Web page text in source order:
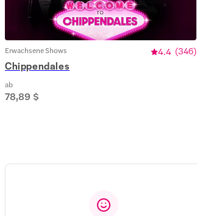
Erwachsene Shows 4.4 (346)
Chippendales
ab
78,89 $